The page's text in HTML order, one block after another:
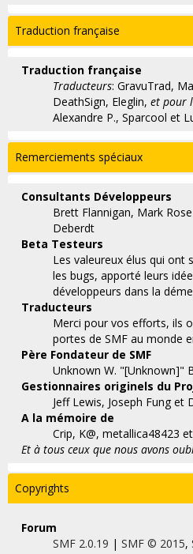
Traduction française
Traduction française
Traducteurs: GravuTrad,
DeathSign, Eleglin, et pour
Alexandre P., Sparcool et
Remerciements spéciaux
Consultants Développeurs
Brett Flannigan, Mark
Deberdt
Beta Testeurs
Les valeureux élus qui ont
les bugs, apporté leurs
développeurs dans la
Traducteurs
Merci pour vos efforts, ils
portes de SMF au monde
Père Fondateur de SMF
Unknown W. "[Unknown]"
Gestionnaires originels du
Jeff Lewis, Joseph Fung et
A la mémoire de
Crip, K@, metallica48423
Et à tous ceux que nous avons
Copyrights
Forum
SMF 2.0.19 | SMF © 2015,